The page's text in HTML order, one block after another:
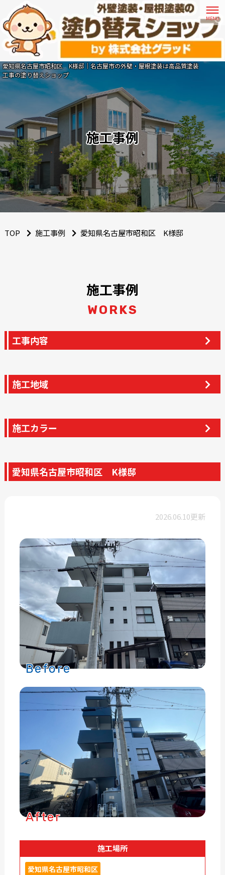
愛知県名古屋市昭和区 K様邸｜名古屋市の外壁・屋根塗装は高品質塗装
工事の塗り替えショップ
施工事例
TOP 施工事例 愛知県名古屋市昭和区 K様邸
施工事例
WORKS
工事内容
施工地域
施工カラー
愛知県名古屋市昭和区 K様邸
2026.06.10更新
Before
After
施工場所
愛知県名古屋市昭和区